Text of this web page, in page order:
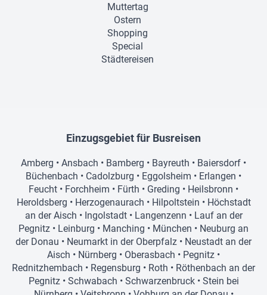
Muttertag
Ostern
Shopping
Special
Städtereisen
Einzugsgebiet für Busreisen
Amberg • Ansbach • Bamberg • Bayreuth • Baiersdorf •
Büchenbach • Cadolzburg • Eggolsheim • Erlangen •
Feucht • Forchheim • Fürth • Greding • Heilsbronn •
Heroldsberg • Herzogenaurach • Hilpoltstein • Höchstadt
an der Aisch • Ingolstadt• Langenzenn • Lauf an der
Pegnitz • Leinburg • Manching • München • Neuburg an
der Donau • Neumarkt in der Oberpfalz • Neustadt an der
Aisch • Nürnberg • Oberasbach • Pegnitz •
Rednitzhembach • Regensburg • Roth • Röthenbach an der
Pegnitz• Schwabach • Schwarzenbruck• Stein bei